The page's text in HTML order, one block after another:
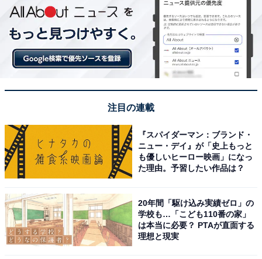
View this post on Instagram
A post shared by 川口春奈 (@haruna_kawaguchi_official)
同じく3位にランクインしたのが、川口春奈さん。幼い
頃からモデル活動などを通し、芸能界で活躍していた川
注目の連載
『スパイダーマン：ブランド・
ニュー・デイ』が「史上もっと
も優しいヒーロー映画」になっ
た理由。予習したい作品は？
20年間「駆け込み実績ゼロ」の
学校も…「こども110番の家」
は本当に必要？ PTAが直面する
理想と現実